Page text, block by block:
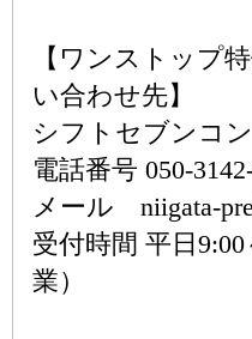
【ワンストップ
い合わせ先】
シフトセブンコ
電話番号 050-
メール niigata-
受付時間 平日
業）